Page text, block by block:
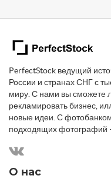
PerfectStock ведущий
России и странах СНГ с
миру. С нами вы сможете
рекламировать бизнес,
новые идеи. С
подходящих фотографий
О нас